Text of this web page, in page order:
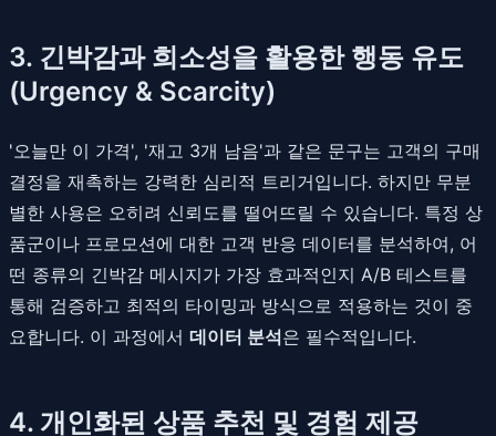
3. 긴박감과 희소성을 활용한 행동 유도
(Urgency & Scarcity)
'오늘만 이 가격', '재고 3개 남음'과 같은 문구는 고객의 구매
결정을 재촉하는 강력한 심리적 트리거입니다. 하지만 무분
별한 사용은 오히려 신뢰도를 떨어뜨릴 수 있습니다. 특정 상
품군이나 프로모션에 대한 고객 반응 데이터를 분석하여, 어
떤 종류의 긴박감 메시지가 가장 효과적인지 A/B 테스트를
통해 검증하고 최적의 타이밍과 방식으로 적용하는 것이 중
요합니다. 이 과정에서 데이터 분석은 필수적입니다.
4. 개인화된 상품 추천 및 경험 제공